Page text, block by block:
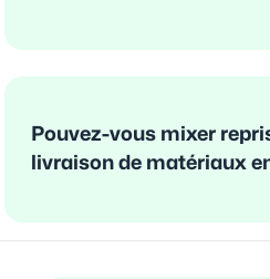
Pouvez-vous mixer
livraison de matériaux